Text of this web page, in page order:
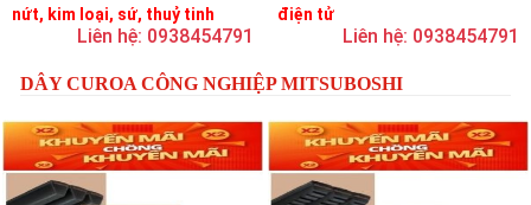
nứt, kim loại, sứ, thuỷ tinh
Liên hệ: 0938454791
điện tử
Liên hệ: 0938454791
DÂY CUROA CÔNG NGHIỆP MITSUBOSHI